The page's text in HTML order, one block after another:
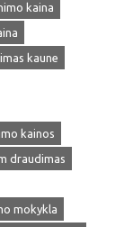
kaina
kaune
kainos
draudimas
mokykla